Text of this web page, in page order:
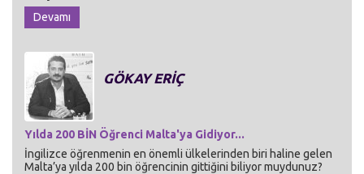
Devamı
GÖKAY ERİÇ
Yılda 200 BİN Öğrenci Malta'ya Gidiyor...
İngilizce öğrenmenin en önemli ülkelerinden biri haline gelen
Malta’ya yılda 200 bin öğrencinin gittiğini biliyor muydunuz?